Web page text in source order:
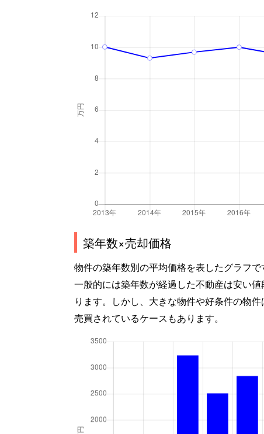
築年数×売却価格
物件の築年数別の平均価格を表したグラフで
一般的には築年数が経過した不動産は安い
ります。しかし、大きな物件や好条件の物
売買されているケースもあります。